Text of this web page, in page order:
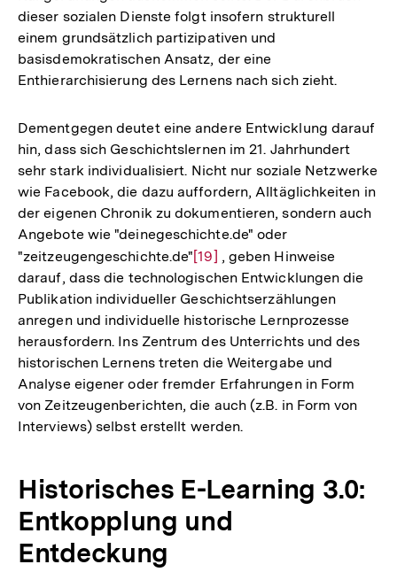
dieser sozialen Dienste folgt insofern strukturell
einem grundsätzlich partizipativen und
basisdemokratischen Ansatz, der eine
Enthierarchisierung des Lernens nach sich zieht.
Dementgegen deutet eine andere Entwicklung darauf
hin, dass sich Geschichtslernen im 21. Jahrhundert
sehr stark individualisiert. Nicht nur soziale Netzwerke
wie Facebook, die dazu auffordern, Alltäglichkeiten in
der eigenen Chronik zu dokumentieren, sondern auch
Angebote wie "deinegeschichte.de" oder
"zeitzeugengeschichte.de"Zur
Auflösung
der
Fußnote
[19] , geben Hinweise
darauf, dass die technologischen Entwicklungen die
Publikation individueller Geschichtserzählungen
anregen und individuelle historische Lernprozesse
herausfordern. Ins Zentrum des Unterrichts und des
historischen Lernens treten die Weitergabe und
Analyse eigener oder fremder Erfahrungen in Form
von Zeitzeugenberichten, die auch (z.B. in Form von
Interviews) selbst erstellt werden.
Historisches E-Learning 3.0:
Entkopplung und
Entdeckung